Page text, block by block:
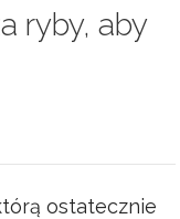
ryby, aby
ostatecznie